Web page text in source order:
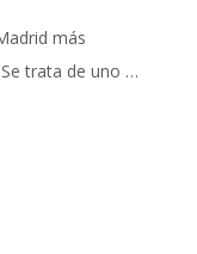
más
trata de uno …